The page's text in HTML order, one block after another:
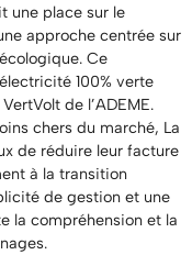
une place sur le
approche centrée sur
Ce
100% verte
de l’ADEME.
chers du marché, La
de réduire leur facture
à la transition
de gestion et une
la compréhension et la